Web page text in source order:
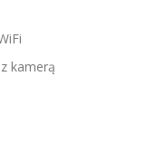
kamerą